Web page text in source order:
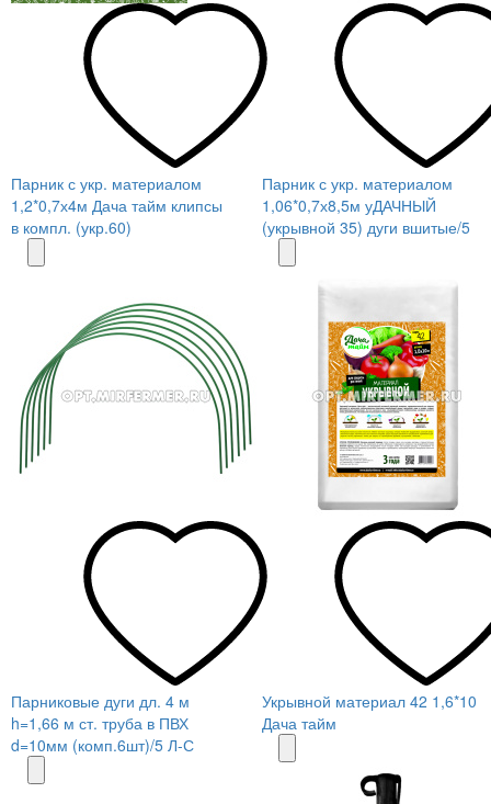
Парник с укр. материалом
1,2*0,7х4м Дача тайм клипсы
в компл. (укр.60)
Парник с укр. материалом
1,06*0,7х8,5м уДАЧНЫЙ
(укрывной 35) дуги вшитые/5
Парниковые дуги дл. 4 м
h=1,66 м ст. труба в ПВХ
d=10мм (комп.6шт)/5 Л-С
Укрывной материал 42 1,6*10
Дача тайм